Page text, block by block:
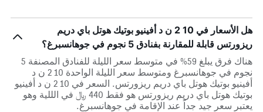
هل الأسعار في 10 2 ن د أفينيو بوتيك هوتل باي دريم
ريزورتس قابلة للمقارنة بفنادق 5 نجوم في جوهانسبرغ؟
هناك فرق يبلغ 59% في متوسط ​​سعر الليلة للفنادق المصنفة 5
نجوم في جوهانسبرغ ومتوسط ​​سعر الليلة الواحدة 10 2 ن د
أفينيو بوتيك هوتل باي دريم ريزورتس. السعر في 10 2 ن د أفينيو
بوتيك هوتل باي دريم ريزورتس هو فقط 440 ﷼ في الللية وهو
يعتبر سعر جيد جداً عند الإقامة في جوهانسبرغ.